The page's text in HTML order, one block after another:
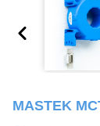
MASTEK